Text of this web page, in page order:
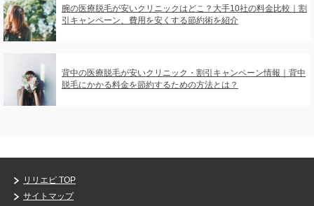
腕の医療脱毛が安いクリニックはどこ？大手10社の料金比較｜割
引キャンペーン、費用を安くする節約術を紹介
背中の医療脱毛が安いクリニック・割引キャンペーン情報｜背中
脱毛にかかる料金を節約するための方法とは？
リリエピ TOP
サイトマップ